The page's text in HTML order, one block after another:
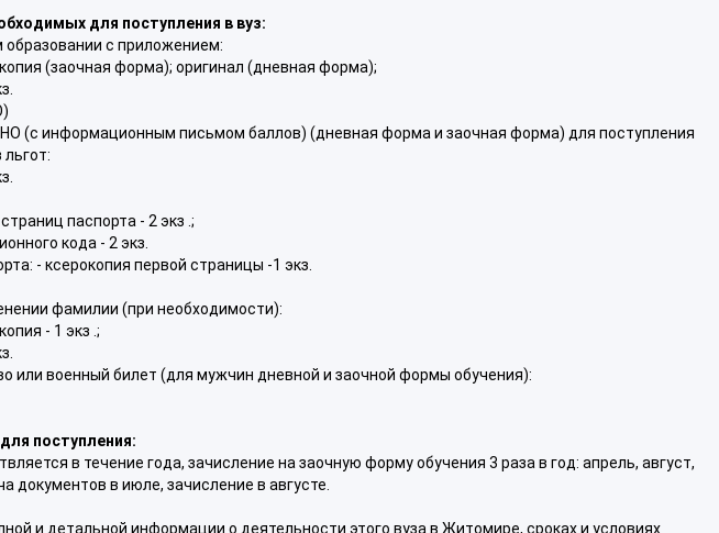
для поступления в вуз:
с приложением:
(заочная форма); оригинал (дневная форма);
(с информационным письмом баллов) (дневная форма и заочная форма) для поступления
льгот:
паспорта - 2 экз .;
кода - 2 экз.
- ксерокопия первой страницы -1 экз.
фамилии (при необходимости):
- 1 экз .;
или военный билет (для мужчин дневной и заочной формы обучения):
поступления:
в течение года, зачисление на заочную форму обучения 3 раза в год: апрель, август,
документов в июле, зачисление в августе.
и детальной информации о деятельности этого вуза в Житомире, сроках и условиях